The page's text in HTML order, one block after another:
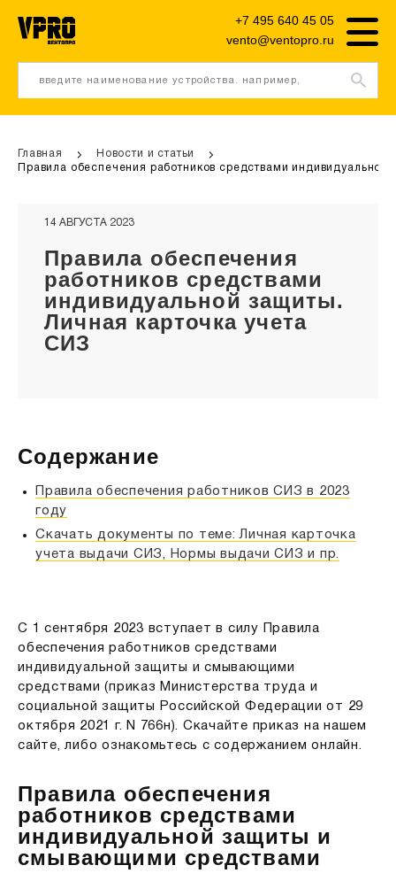
введите наименование устройства. например,
трипод
vento@ventopro.ru
+7 495 640 45 05
Главная
Новости и статьи
Правила обеспечения работников средствами
14 АВГУСТА 2023
Правила обеспечения
работников средствами
индивидуальной защиты.
Личная карточка учета
СИЗ
Содержание
Правила обеспечения работников СИЗ в 2023
году
Скачать документы по теме: Личная карточка
учета выдачи СИЗ, Нормы выдачи СИЗ и пр.
С 1 сентября 2023 вступает в силу Правила
обеспечения работников средствами
индивидуальной защиты и смывающими
средствами (приказ Министерства труда и
социальной защиты Российской Федерации от 29
октября 2021 г. N 766н). Скачайте приказ на нашем
сайте, либо ознакомьтесь с содержанием онлайн.
Правила обеспечения
работников средствами
индивидуальной защиты и
смывающими средствами